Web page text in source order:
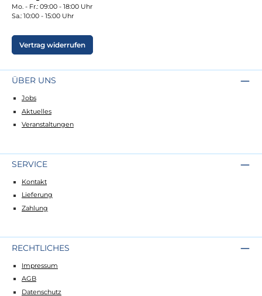
Mo. - Fr.: 09:00 - 18:00 Uhr
Sa.: 10:00 - 15:00 Uhr
Vertrag widerrufen
ÜBER UNS
Jobs
Aktuelles
Veranstaltungen
SERVICE
Kontakt
Lieferung
Zahlung
RECHTLICHES
Impressum
AGB
Datenschutz